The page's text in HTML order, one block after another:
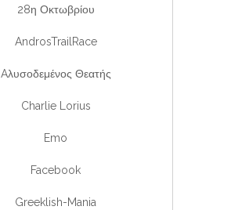
28η Οκτωβρίου
AndrosTrailRace
Aλυσοδεμένος Θεατής
Charlie Lorius
Emo
Facebook
Greeklish-Mania